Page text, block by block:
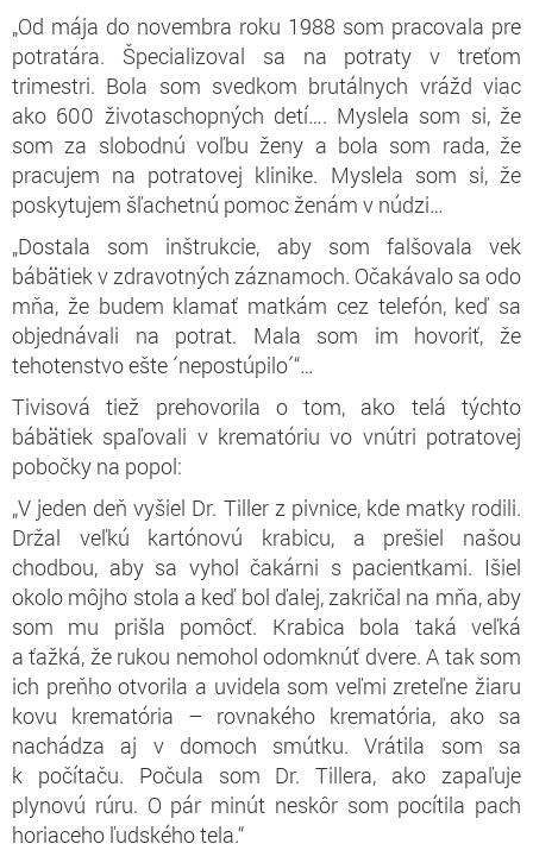
„Od mája do novembra roku 1988 som pracovala pre
potratára. Špecializoval sa na potraty v treťom
trimestri. Bola som svedkom brutálnych vrážd viac
ako 600 životaschopných detí…. Myslela som si, že
som za slobodnú voľbu ženy a bola som rada, že
pracujem na potratovej klinike. Myslela som si, že
poskytujem šľachetnú pomoc ženám v núdzi…
„Dostala som inštrukcie, aby som falšovala vek
bábätiek v zdravotných záznamoch. Očakávalo sa odo
mňa, že budem klamať matkám cez telefón, keď sa
objednávali na potrat. Mala som im hovoriť, že
tehotenstvo ešte ´nepostúpilo´“…
Tivisová tiež prehovorila o tom, ako telá týchto
bábätiek spaľovali v krematóriu vo vnútri potratovej
pobočky na popol:
„V jeden deň vyšiel Dr. Tiller z pivnice, kde matky rodili.
Držal veľkú kartónovú krabicu, a prešiel našou
chodbou, aby sa vyhol čakárni s pacientkami. Išiel
okolo môjho stola a keď bol ďalej, zakričal na mňa, aby
som mu prišla pomôcť. Krabica bola taká veľká
a ťažká, že rukou nemohol odomknúť dvere. A tak som
ich preňho otvorila a uvidela som veľmi zreteľne žiaru
kovu krematória – rovnakého krematória, ako sa
nachádza aj v domoch smútku. Vrátila som sa
k počítaču. Počula som Dr. Tillera, ako zapaľuje
plynovú rúru. O pár minút neskôr som pocítila pach
horiaceho ľudského tela.“